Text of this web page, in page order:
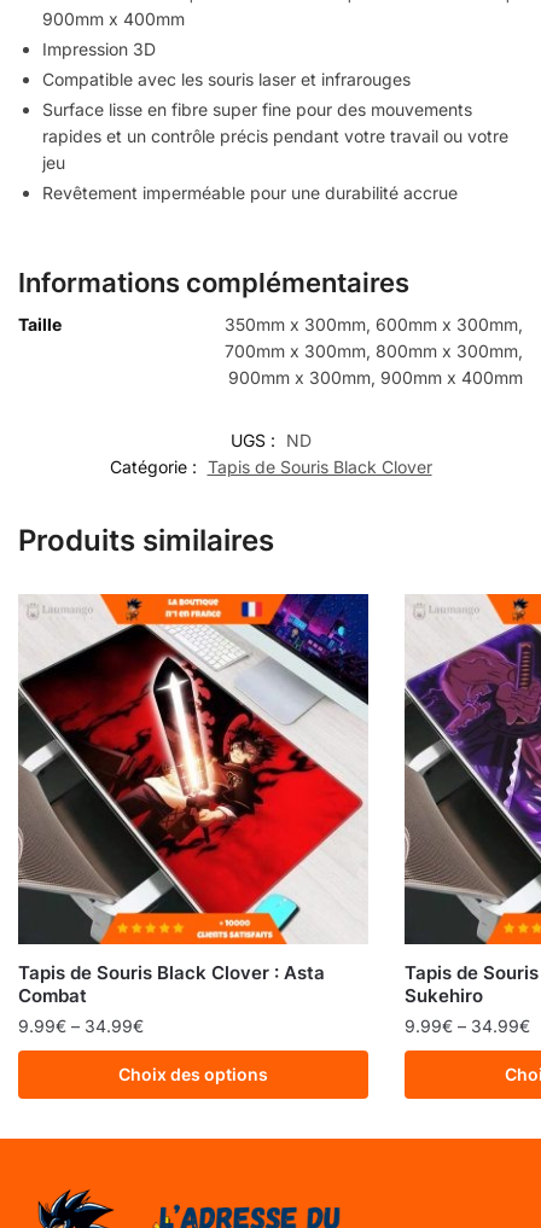
900mm x 400mm
Impression 3D
Compatible avec les souris laser et infrarouges
Surface lisse en fibre super fine pour des mouvements
rapides et un contrôle précis pendant votre travail ou votre
jeu
Revêtement imperméable pour une durabilité accrue
Informations complémentaires
Taille
350mm x 300mm, 600mm x 300mm,
700mm x 300mm, 800mm x 300mm,
900mm x 300mm, 900mm x 400mm
UGS :
ND
Catégorie : Tapis de Souris Black Clover
Produits similaires
Tapis de Souris Black Clover : Asta
Combat
9.99€ – 34.99€
Choix des options
Tapis de
Sukehiro
9.99€ – 34.99€